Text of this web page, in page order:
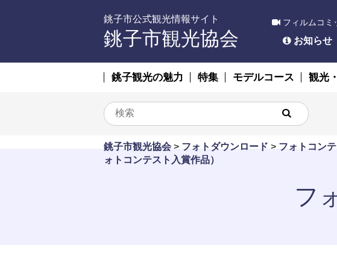
銚子市公式観光情報サイト
銚子市観光協会
フィルムコミ
お知らせ
銚子観光の魅力 特集 モデルコース 観光
銚子市観光協会 > フォトダウンロード > フォトコン
ォトコンテスト入賞作品）
フ